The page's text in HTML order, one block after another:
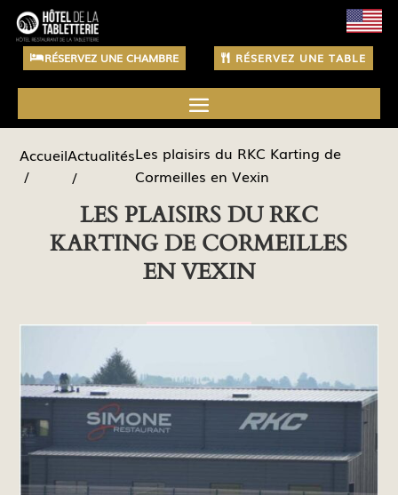
RÉSERVEZ UNE CHAMBRE RÉSERVEZ UNE TABLE
AccueilActualitésLes plaisirs du RKC Karting de
Cormeilles en Vexin
LES PLAISIRS DU RKC
KARTING DE CORMEILLES
EN VEXIN